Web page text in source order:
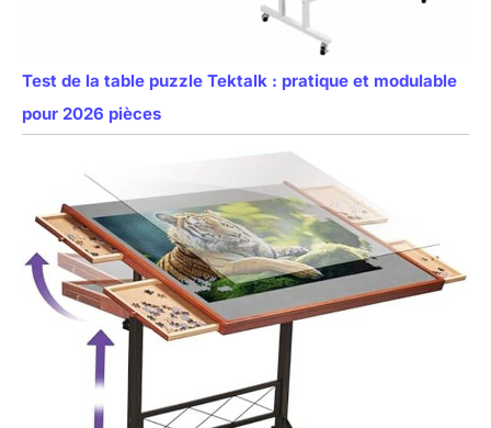
Test de la table puzzle Tektalk : pratique et modulable
pour 2026 pièces